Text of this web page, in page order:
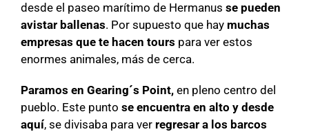
desde el paseo marítimo de Hermanus se pueden
avistar ballenas. Por supuesto que hay muchas
empresas que te hacen tours para ver estos
enormes animales, más de cerca.
Paramos en Gearing´s Point, en pleno centro del
pueblo. Este punto se encuentra en alto y desde
aquí, se divisaba para ver regresar a los barcos